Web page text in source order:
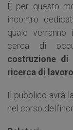
È per questo
incontro
quale verranno
cerca di
costruzione
ricerca di lavoro
Il pubblico avrà
nel corso